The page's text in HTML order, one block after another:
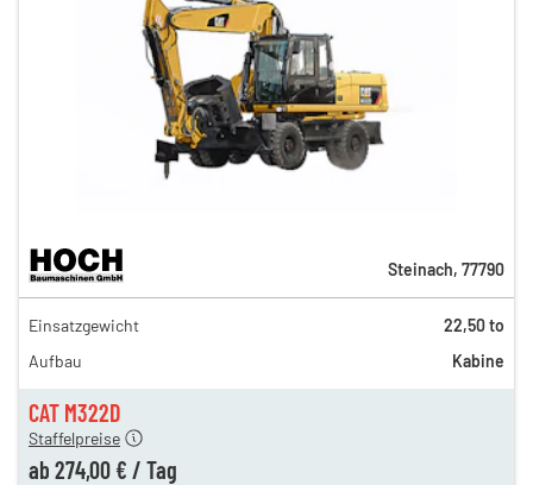
CAT M322D
476,00 €
395,00 €
330,00 €
Staffelpreise
ab 274,00 € / Tag
12,00 €
Steinach, 77790
Einsatzgewicht
22,50 to
Aufbau
Kabine